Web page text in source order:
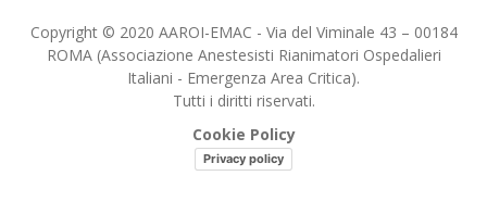
Copyright © 2020 AAROI-EMAC - Via del Viminale 43 – 00184
ROMA (Associazione Anestesisti Rianimatori Ospedalieri
Italiani - Emergenza Area Critica).
Tutti i diritti riservati.
Cookie Policy
Privacy policy